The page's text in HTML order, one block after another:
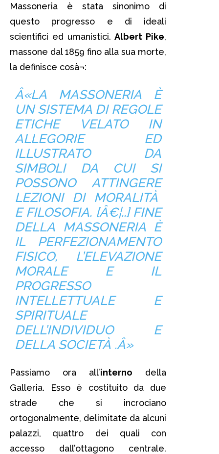
Massoneria è stata sinonimo di
questo progresso e di ideali
scientifici ed umanistici.Albert Pike,
massone dal 1859 fino alla sua morte,
la definisce cosà¬:
Â«LA MASSONERIA È
UN SISTEMA DI REGOLE
ETICHE VELATO IN
ALLEGORIE ED
ILLUSTRATO DA
SIMBOLI DA CUI SI
POSSONO ATTINGERE
LEZIONI DI MORALITÀ
E FILOSOFIA. [Â€¦..] FINE
DELLA MASSONERIA È
IL PERFEZIONAMENTO
FISICO, L’ELEVAZIONE
MORALE E IL
PROGRESSO
INTELLETTUALE E
SPIRITUALE
DELL’INDIVIDUO E
DELLA SOCIETÀ .Â»
Passiamo ora all’interno della
Galleria. Esso è costituito da due
strade che si incrociano
ortogonalmente, delimitate da alcuni
palazzi, quattro dei quali con
accesso dall’ottagono centrale.